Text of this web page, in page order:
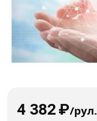
4 382₽/рул.